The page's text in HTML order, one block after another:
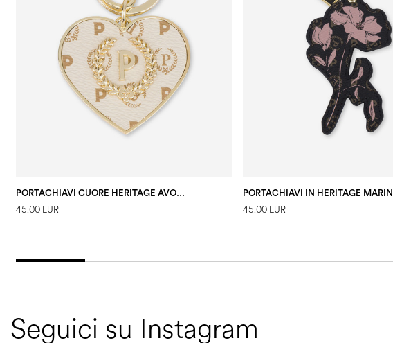
45.00 EUR 45.00 EUR
Seguici su Instagram